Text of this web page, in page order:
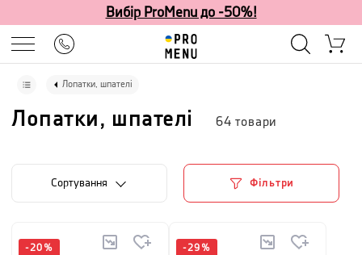
Вибір ProMenu до -50%!
Лопатки, шпателі
Лопатки, шпателі 64 товари
Сортування Фільтри
-20 % -29 %